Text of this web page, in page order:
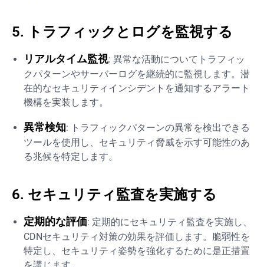
5. トラフィックとログを監視する
リアルタイム監視: 異常な活動についてトラフィッ
クパターンやサーバーログを継続的に監視します。潜
在的なセキュリティインシデントを通知するアラート
機構を実装します。
異常検知: トラフィックパターンの異常を検出できる
ツールを使用し、セキュリティ脅威を示す可能性のあ
る兆候を特定します。
6. セキュリティ監査を実施する
定期的な評価: 定期的にセキュリティ監査を実施し、
CDNセキュリティ対策の効果を評価します。脆弱性を
特定し、セキュリティ姿勢を強化するために是正措置